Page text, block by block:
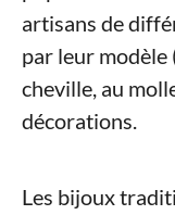
artisans de
par leur modèle
cheville, au
décorations.
Les bijoux